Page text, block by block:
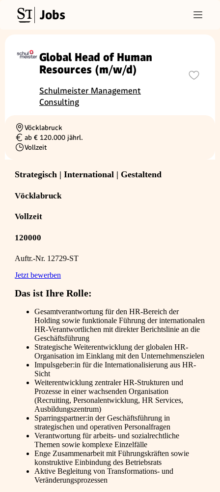
Jobs
Global Head of Human
Resources (m/w/d)
Schulmeister Management
Consulting
Ortschaft
Vöcklabruck
Gehalt
ab € 120.000 jährl.
Beschäftigungsart
Vollzeit
Strategisch | International | Gestaltend
Vöcklabruck
Vollzeit
120000
Auftr.-Nr. 12729-ST
Jetzt bewerben
Das ist Ihre Rolle:
Gesamtverantwortung für den HR-Bereich der
Holding sowie funktionale Führung der internationalen
HR-Verantwortlichen mit direkter Berichtslinie an die
Geschäftsführung
Strategische Weiterentwicklung der globalen HR-
Organisation im Einklang mit den Unternehmenszielen
Impulsgeber:in für die Internationalisierung aus HR-
Sicht
Weiterentwicklung zentraler HR-Strukturen und
Prozesse in einer wachsenden Organisation
(Recruiting, Personalentwicklung, HR Services,
Ausbildungszentrum)
Sparringspartner:in der Geschäftsführung in
strategischen und operativen Personalfragen
Verantwortung für arbeits- und sozialrechtliche
Themen sowie komplexe Einzelfälle
Enge Zusammenarbeit mit Führungskräften sowie
konstruktive Einbindung des Betriebsrats
Aktive Begleitung von Transformations- und
Veränderungsprozessen